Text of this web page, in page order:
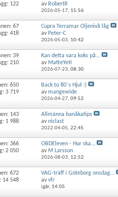
122
av RobertR
2026-05-17, 15:56
67
418
Cupra Terramar Oljenivå låg
av Peter-C
2026-05-03, 10:42
39
210
Kan detta vara koks på...
av MatteYeti
2026-07-23, 08:30
650
3 719
Back to 80´s Hjul :)
av mangewide
2026-04-27, 09:52
143
1 988
Allmänna banåkatips
av niclast
2022-04-05, 22:45
366
2 050
OBDEleven - Hur ska...
av M Larsson
2026-08-03, 12:52
672
14 548
VAG-träff i Göteborg onsdag...
av vfr
igår, 14:05